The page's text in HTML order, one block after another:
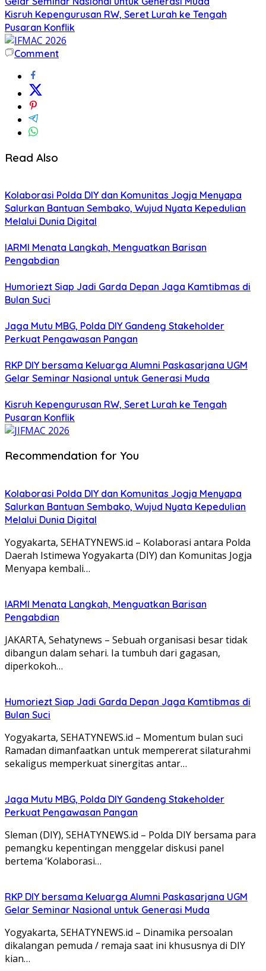
Kisruh Kepengurusan RW, Seret Lurah ke Tengah
Pusaran Konflik
Comment
Read Also
Kolaborasi Polda DIY dan Komunitas Jogja Menyapa
Salurkan Bantuan Sembako, Wujud Nyata Kepedulian
Melalui Dunia Digital
IARMI Menata Langkah, Menguatkan Barisan
Pengabdian
Humoriezt Siap Jadi Garda Depan Jaga Kamtibmas di
Bulan Suci
Jaga Mutu MBG, Polda DIY Gandeng Stakeholder
Perkuat Pengawasan Pangan
RKP DIY bersama Keluarga Alumni Paskasarjana UGM
Gelar Seminar Nasional untuk Generasi Muda
Kisruh Kepengurusan RW, Seret Lurah ke Tengah
Pusaran Konflik
Recommendation for You
Kolaborasi Polda DIY dan Komunitas Jogja Menyapa
Salurkan Bantuan Sembako, Wujud Nyata Kepedulian
Melalui Dunia Digital
Yogyakarta, SEHATYNEWS.id – Kolaborasi antara Polda
Daerah Istimewa Yogyakarta (DIY) dan Komunitas Jogja
Menyapa kembali…
IARMI Menata Langkah, Menguatkan Barisan
Pengabdian
JAKARTA, Sehatynews – Sebuah organisasi besar tidak
dibangun dalam sehari. Ia tumbuh dari gagasan,
diperkokoh…
Humoriezt Siap Jadi Garda Depan Jaga Kamtibmas di
Bulan Suci
Yogyakarta, SEHATYNEWS.id – Momentum bulan suci
Ramadan dimanfaatkan untuk mempererat silaturahmi
sekaligus memperkuat sinergitas antar…
Jaga Mutu MBG, Polda DIY Gandeng Stakeholder
Perkuat Pengawasan Pangan
Sleman (DIY), SEHATYNEWS.id – Polda DIY bersama para
pemangku kepentingan menggelar diskusi panel
bertema ‘Kolaborasi…
RKP DIY bersama Keluarga Alumni Paskasarjana UGM
Gelar Seminar Nasional untuk Generasi Muda
Yogyakarta, SEHATYNEWS.id – Dinamika persoalan
dikalangan pemuda / remaja saat ini khususnya di DIY
kian…